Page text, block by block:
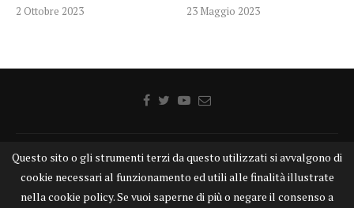
2 Ottobre 2023 23 Maggio 2023
Home Chi siamo Disclaimer Cookie Contatti
Privacy Policy KONGTV
Questo sito o gli strumenti terzi da questo utilizzati si avvalgono di
cookie necessari al funzionamento ed utili alle finalità illustrate
nella cookie policy. Se vuoi saperne di più o negare il consenso a